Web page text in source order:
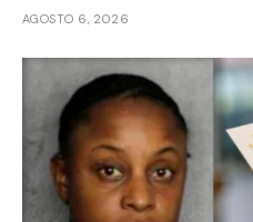
AGOSTO 6, 2026